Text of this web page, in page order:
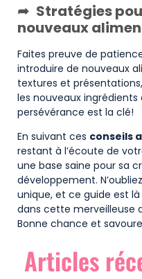
Stratégies
nouveaux
Faites preuve de
introduire de nouveaux
textures et
les nouveaux
persévérance est la clé!
En suivant ces conseils
restant à l’écoute de
une base saine pour sa
développement.
unique, et ce guide est
dans cette merveilleuse
Bonne chance et
Articles